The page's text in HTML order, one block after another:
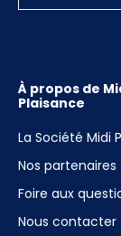
À propos de
Plaisance
La Société Midi
Nos partenaires
Foire aux
Nous contacter